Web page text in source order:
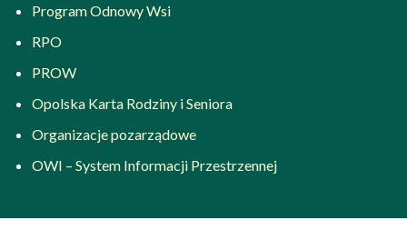
Program Odnowy Wsi
RPO
PROW
Opolska Karta Rodziny i Seniora
Organizacje pozarządowe
OWI – System Informacji Przestrzennej